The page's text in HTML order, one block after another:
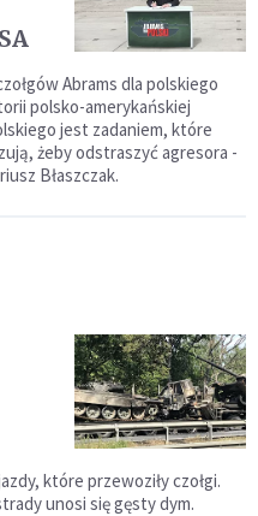
Abrams dla polskiego
polsko-amerykańskiej
jest zadaniem, które
żeby odstraszyć agresora -
Błaszczak.
które przewoziły czołgi.
unosi się gęsty dym.